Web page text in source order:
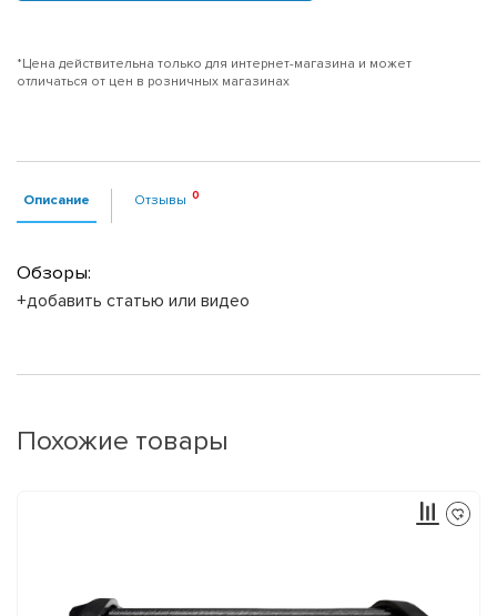
*Цена действительна только для интернет-магазина и может
отличаться от цен в розничных магазинах
Описание Отзывы
Обзоры:
+добавить статью или видео
Похожие товары